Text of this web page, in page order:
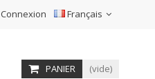
Français
Connexion
PANIER
(vide)